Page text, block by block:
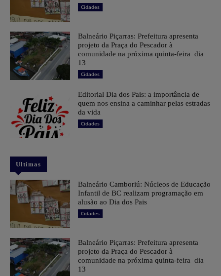
Cidades
Balneário Piçarras: Prefeitura apresenta
projeto da Praça do Pescador à
comunidade na próxima quinta-feira dia
13
Cidades
Editorial Dia dos Pais: a importância de
quem nos ensina a caminhar pelas estradas
da vida
Cidades
Ultimas
Balneário Camboriú: Núcleos de Educação
Infantil de BC realizam programação em
alusão ao Dia dos Pais
Cidades
Balneário Piçarras: Prefeitura apresenta
projeto da Praça do Pescador à
comunidade na próxima quinta-feira dia
13